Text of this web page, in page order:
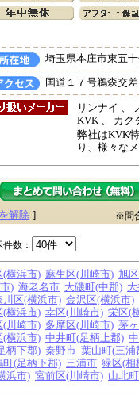
埼玉県本庄市東五
国道１７号鵜森交
リンナイ 、
KVK 、 カク
弊社はKVK
り、様々な
解除 ] ※問
数：
(横浜市) 麻生区(川崎市) 旭
) 海老名市 大磯町(中郡)
川区(横浜市) 金沢区(横浜市)
(横浜市) 幸区(川崎市) 栄区(
(川崎市) 多摩区(川崎市) 茅
(横浜市) 中井町(足柄上郡)
柄下郡) 秦野市 葉山町(三浦
町(足柄下郡) 三浦市 緑区(相
浜市) 宮前区(川崎市) 山北